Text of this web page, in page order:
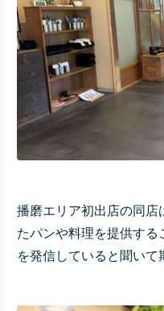
播磨エリア初出店の同
たパンや料理を提供す
を発信していると聞いて